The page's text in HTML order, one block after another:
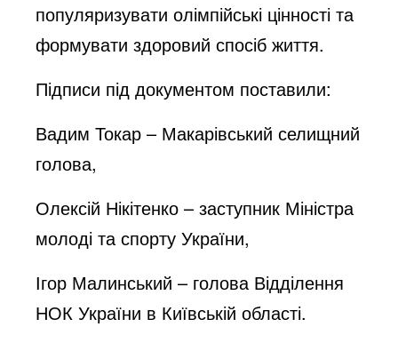
популяризувати олімпійські цінності та
формувати здоровий спосіб життя.
Підписи під документом поставили:
Вадим Токар – Макарівський селищний
голова,
Олексій Нікітенко – заступник Міністра
молоді та спорту України,
Ігор Малинський – голова Відділення
НОК України в Київській області.